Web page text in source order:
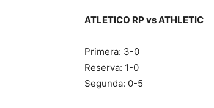
ATLETICO RP vs ATHLETIC
Primera: 3-0
Reserva: 1-0
Segunda: 0-5